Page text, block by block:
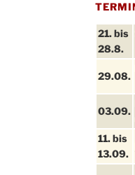
21. bis
28.8.
29.08.
03.09.
11. bis
13.09.